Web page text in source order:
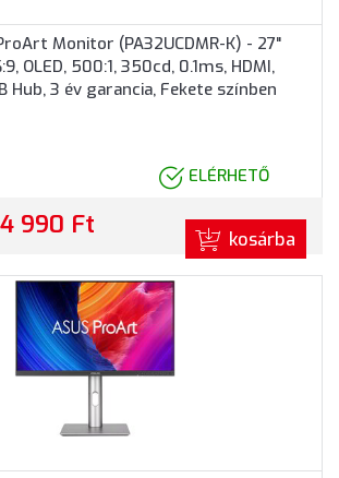
Monitor (PA32UCDMR-K) - 27"
OLED, 500:1, 350cd, 0.1ms, HDMI,
Hub, 3 év garancia, Fekete színben
ELÉRHETŐ
990 Ft kosárba